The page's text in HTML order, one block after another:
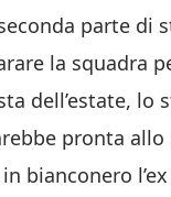
parte di
la squadra
dell’estate, lo
pronta
bianconero